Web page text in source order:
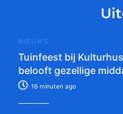
NIEUWS
Tuinfeest bij
belooft gezellige
16 minuten ago